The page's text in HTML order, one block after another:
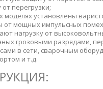
перегрузки;
моделях установлены
от мощных импульсных
нагрузку от
грозовыми разрядами,
в сети, сварочным
и т.д.